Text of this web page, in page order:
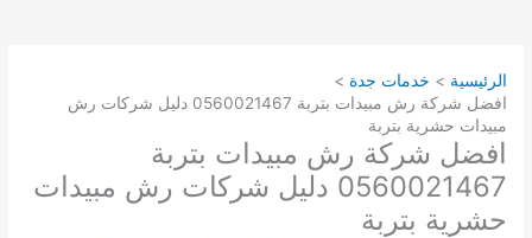
الرئيسية
خدمات جدة
افضل شركة رش مبيدات بتربة 0560021467 دليل شركات رش
مبيدات حشرية بتربة
افضل شركة رش مبيدات بتربة
0560021467 دليل شركات رش مبيدات
حشرية بتربة